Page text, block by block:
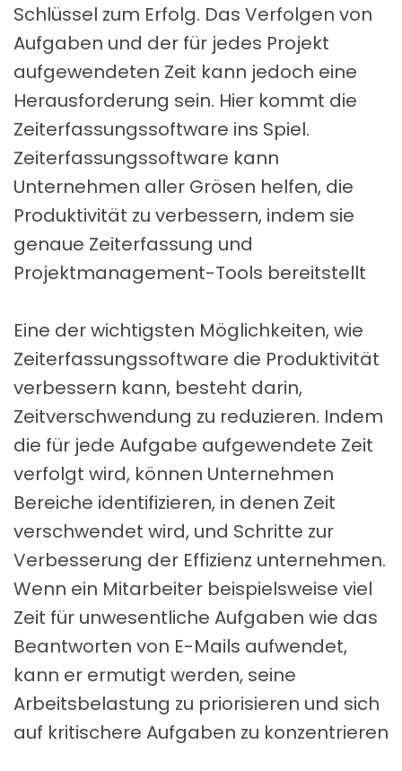
Schlüssel zum Erfolg. Das Verfolgen von
Aufgaben und der für jedes Projekt
aufgewendeten Zeit kann jedoch eine
Herausforderung sein. Hier kommt die
Zeiterfassungssoftware ins Spiel.
Zeiterfassungssoftware kann
Unternehmen aller Grösen helfen, die
Produktivität zu verbessern, indem sie
genaue Zeiterfassung und
Projektmanagement-Tools bereitstellt
Eine der wichtigsten Möglichkeiten, wie
Zeiterfassungssoftware die Produktivität
verbessern kann, besteht darin,
Zeitverschwendung zu reduzieren. Indem
die für jede Aufgabe aufgewendete Zeit
verfolgt wird, können Unternehmen
Bereiche identifizieren, in denen Zeit
verschwendet wird, und Schritte zur
Verbesserung der Effizienz unternehmen.
Wenn ein Mitarbeiter beispielsweise viel
Zeit für unwesentliche Aufgaben wie das
Beantworten von E-Mails aufwendet,
kann er ermutigt werden, seine
Arbeitsbelastung zu priorisieren und sich
auf kritischere Aufgaben zu konzentrieren